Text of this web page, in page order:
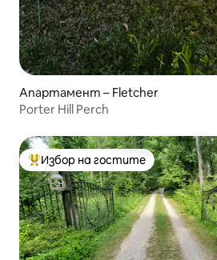
Апартамент – Fletcher
Porter Hill Perch
Най-популярен избор на гостите
Избор на гостите